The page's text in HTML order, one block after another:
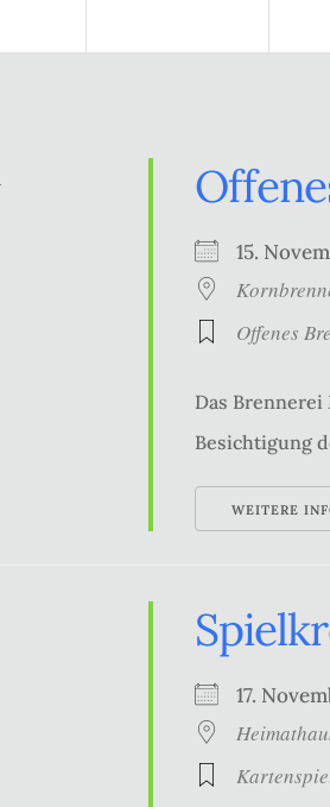
15.
Offenes
Das
Besichtigung
WEITERE
17.